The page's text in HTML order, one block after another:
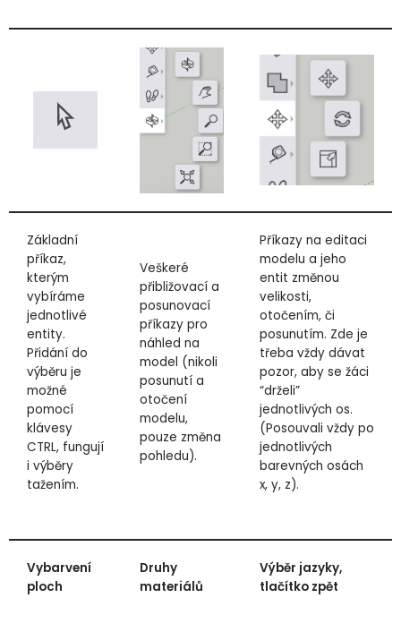
Základní
příkaz,
kterým
vybíráme
jednotlivé
entity.
Přidání do
výběru je
možné
pomocí
klávesy
CTRL, fungují
i výběry
tažením.
Veškeré
přibližovací a
posunovací
příkazy pro
náhled na
model (nikoli
posunutí a
otočení
modelu,
pouze změna
pohledu).
Příkazy na editaci
modelu a jeho
entit změnou
velikosti,
otočením, či
posunutím. Zde je
třeba vždy dávat
pozor, aby se žáci
“drželi”
jednotlivých os.
(Posouvali vždy po
jednotlivých
barevných osách
x, y, z).
Vybarvení
ploch
Druhy
materiálů
Výběr jazyky,
tlačítko zpět